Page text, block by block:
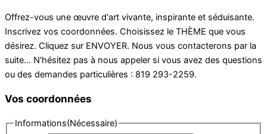
Offrez-vous une œuvre d'art vivante, inspirante et séduisante.
Inscrivez vos coordonnées. Choisissez le THÈME que vous
désirez. Cliquez sur ENVOYER. Nous vous contacterons par la
suite... N'hésitez pas à nous appeler si vous avez des questions
ou des demandes particulières : 819 293-2259.
Vos coordonnées
Informations(Nécessaire)